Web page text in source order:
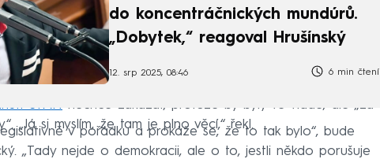
do koncentráčnických mundúrů.
„Dobytek,“ reagoval Hrušínský
12. srp 2025, 08:46 6 min čtení
STAN nechce zakázat, protože by byly ve vládě, ale „za
„Já si myslím, že tam je plno věcí,“ řekl.
v pořádku a prokáže se, že to tak bylo“, bude
„Tady nejde o demokracii, ale o to, jestli někdo porušuje